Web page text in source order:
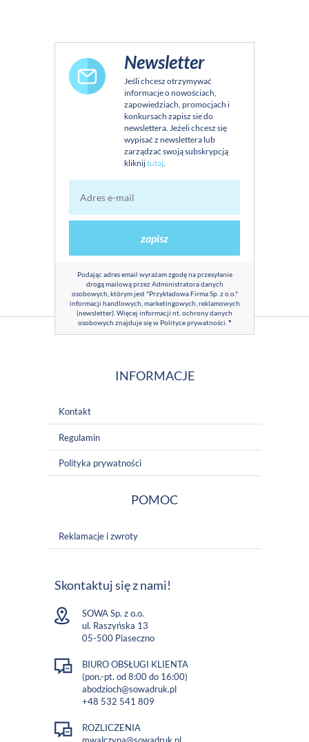
Newsletter
Jeśli chcesz otrzymywać
informacje o nowościach,
zapowiedziach, promocjach i
konkursach zapisz sie do
newslettera. Jeżeli chcesz się
wypisać z newslettera lub
zarządzać swoją subskrypcją
kliknijtutaj.
zapisz
Podając adres email wyrażam zgodę na przesyłanie
drogą mailową przez Administratora danych
osobowych, którym jest "Przykładowa Firma Sp. z o.o."
informacji handlowych, marketingowych, reklamowych
(newsletter). Więcej informacji nt. ochrony danych
osobowych znajduje się w Polityce prywatności *
INFORMACJE
Kontakt
Regulamin
Polityka prywatności
POMOC
Reklamacje i zwroty
Skontaktuj się z nami!
SOWA Sp. z o.o.
ul. Raszyńska 13
05-500 Piaseczno
BIURO OBSŁUGI KLIENTA
(pon.-pt. od 8:00 do 16:00)
abodzioch@sowadruk.pl
+48 532 541 809
ROZLICZENIA